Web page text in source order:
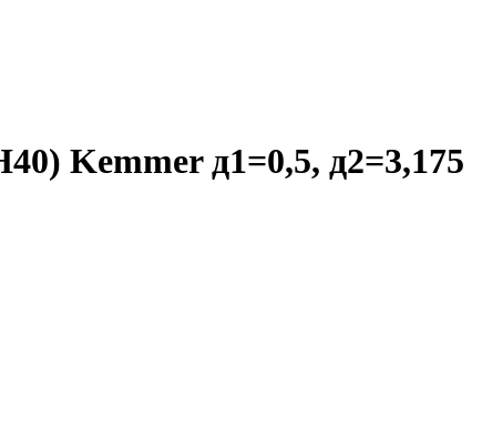
Kemmer д1=0,5, д2=3,175